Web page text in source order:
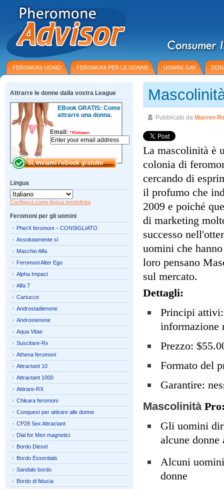
FEROMONI UOMO FEROMONI PER LE DONNE UOMINI GAY
Pubblicato da Warren
La mascolinità è
colonia di
cercando di
il profumo che
2009 e poiché
di marketing
successo
uomini che
loro pensano
sul mercato.
Dettagli:
Principi
informazione
Prezzo:
Formato del
Garantire:
Mascolinità
Gli uomini
alcune donne
Alcuni
donne
Attrarre le donne dalla vostra League
EBook GRATIS: Come
attrarre una donna.
Email: *Richiesto
Lingua
Configura come lingua predefinita
Feromoni per gli uomini
PherX feromoni – CONSIGLIATO
Assolutamente sì
Maschio Alfa
Feromoni Alter Ego
Alpha Impact
Alfa 7
Cartucce
Androstadienone
Androstenone
Aqua Vitae
Suscitare-Rx
Athena feromoni
Attractant 10
Attractant 1000
Attirare-RX
Chikara feromoni
Conquest per attirare alle donne
CP28 Sex Attractant
Dial for Men magnetici
Bordo Diesel
Bordo Essentials
Sandalo bordo
Bordo di fiducia